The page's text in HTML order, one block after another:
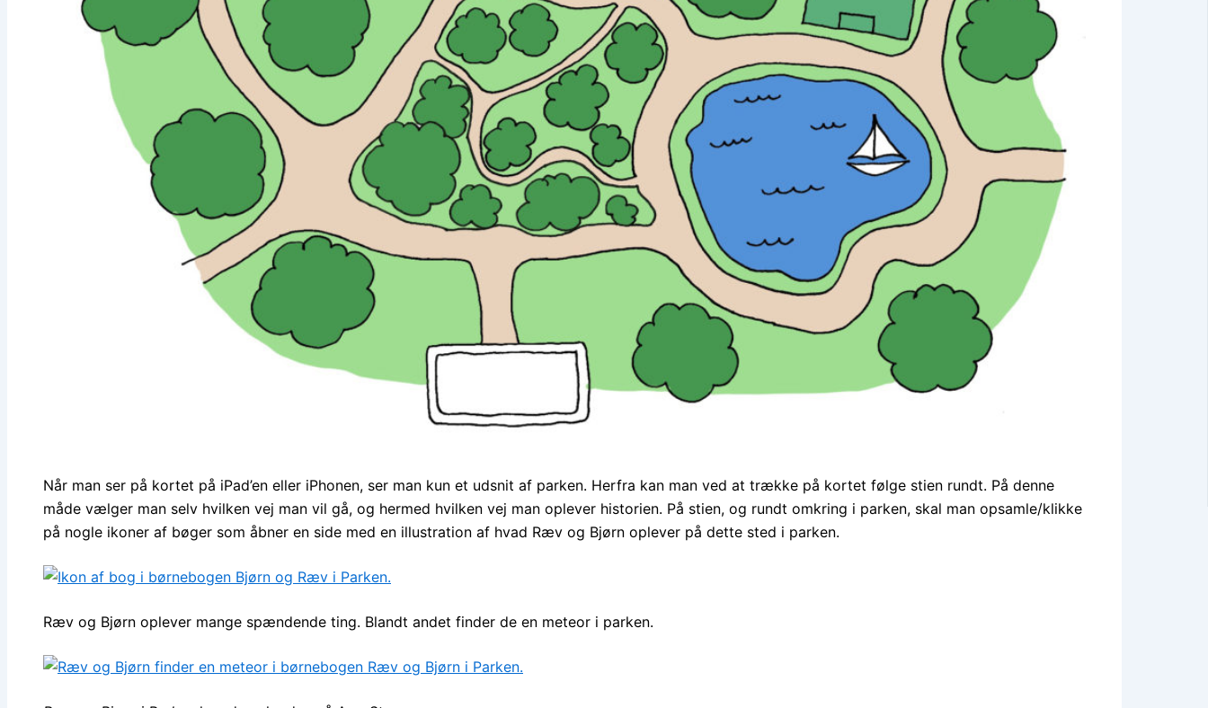
Når man ser på kortet på iPad’en eller iPhonen, ser man kun et udsnit af parken. Herfra kan man ved at trække på kortet følge stien rundt. På denne
måde vælger man selv hvilken vej man vil gå, og hermed hvilken vej man oplever historien. På stien, og rundt omkring i parken, skal man opsamle/klikke
på nogle ikoner af bøger som åbner en side med en illustration af hvad Ræv og Bjørn oplever på dette sted i parken.
Ræv og Bjørn oplever mange spændende ting. Blandt andet finder de en meteor i parken.